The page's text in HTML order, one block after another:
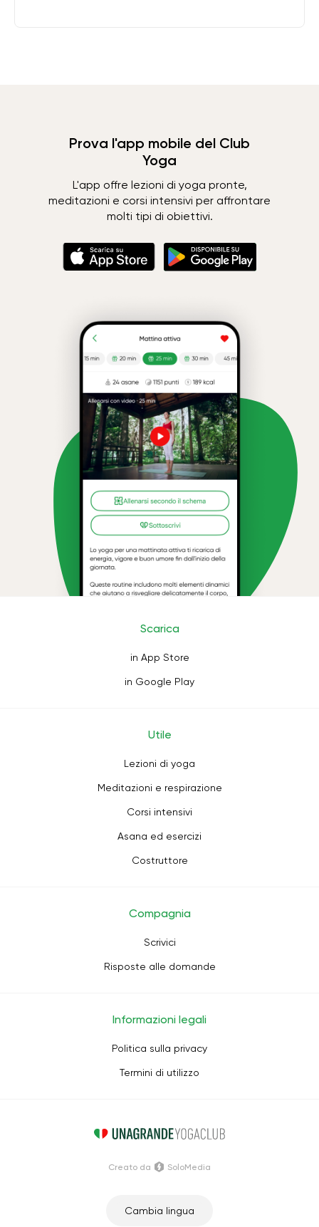
Prova l'app mobile del Club
Yoga
L'app offre lezioni di yoga pronte,
meditazioni e corsi intensivi per affrontare
molti tipi di obiettivi.
Scarica
in App Store
in Google Play
Utile
Lezioni di yoga
Meditazioni e respirazione
Corsi intensivi
Asana ed esercizi
Costruttore
Compagnia
Scrivici
Risposte alle domande
Informazioni legali
Politica sulla privacy
Termini di utilizzo
Cambia lingua
Creato da SoloMedia